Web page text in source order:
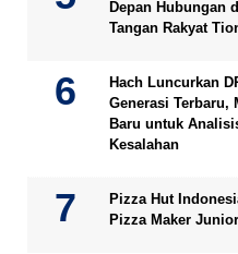
Depan Hubungan
Tangan Rakyat
Hach Luncurkan
Generasi Terbaru,
Baru untuk
Kesalahan
Pizza Hut
Pizza Maker